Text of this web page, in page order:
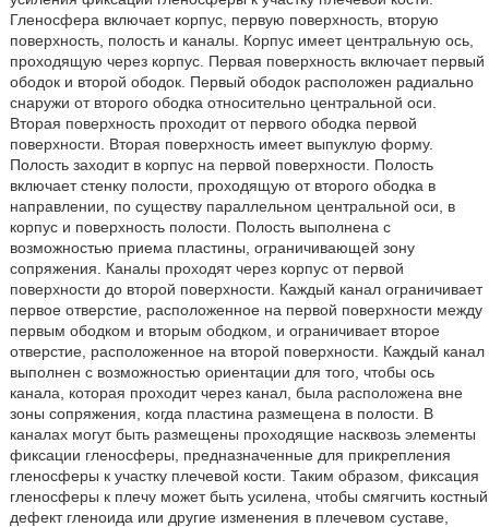
Гленосфера включает корпус, первую поверхность, вторую
поверхность, полость и каналы. Корпус имеет центральную ось,
проходящую через корпус. Первая поверхность включает первый
ободок и второй ободок. Первый ободок расположен радиально
снаружи от второго ободка относительно центральной оси.
Вторая поверхность проходит от первого ободка первой
поверхности. Вторая поверхность имеет выпуклую форму.
Полость заходит в корпус на первой поверхности. Полость
включает стенку полости, проходящую от второго ободка в
направлении, по существу параллельном центральной оси, в
корпус и поверхность полости. Полость выполнена с
возможностью приема пластины, ограничивающей зону
сопряжения. Каналы проходят через корпус от первой
поверхности до второй поверхности. Каждый канал ограничивает
первое отверстие, расположенное на первой поверхности между
первым ободком и вторым ободком, и ограничивает второе
отверстие, расположенное на второй поверхности. Каждый канал
выполнен с возможностью ориентации для того, чтобы ось
канала, которая проходит через канал, была расположена вне
зоны сопряжения, когда пластина размещена в полости. В
каналах могут быть размещены проходящие насквозь элементы
фиксации гленосферы, предназначенные для прикрепления
гленосферы к участку плечевой кости. Таким образом, фиксация
гленосферы к плечу может быть усилена, чтобы смягчить костный
дефект гленоида или другие изменения в плечевом суставе,